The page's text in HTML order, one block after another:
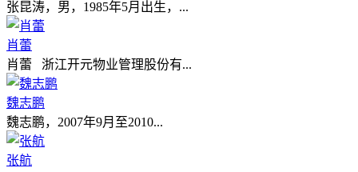
张昆涛，男，1985年5月出生，...
肖蕾
肖蕾 浙江开元物业管理股份有...
魏志鹏
魏志鹏，2007年9月至2010...
张航